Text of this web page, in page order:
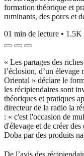
formation théorique et
ruminants, des porcs et
01 min de lecture • 1.5K
« Les partages des
l’éclosion, d’un
Oriental » déclare le
les récipiendaires sont
théoriques et pratiques
directeur de la radio la
: « c'est l'occasion de
d'élevage et de créer
Doba par des produits
De l’avis des